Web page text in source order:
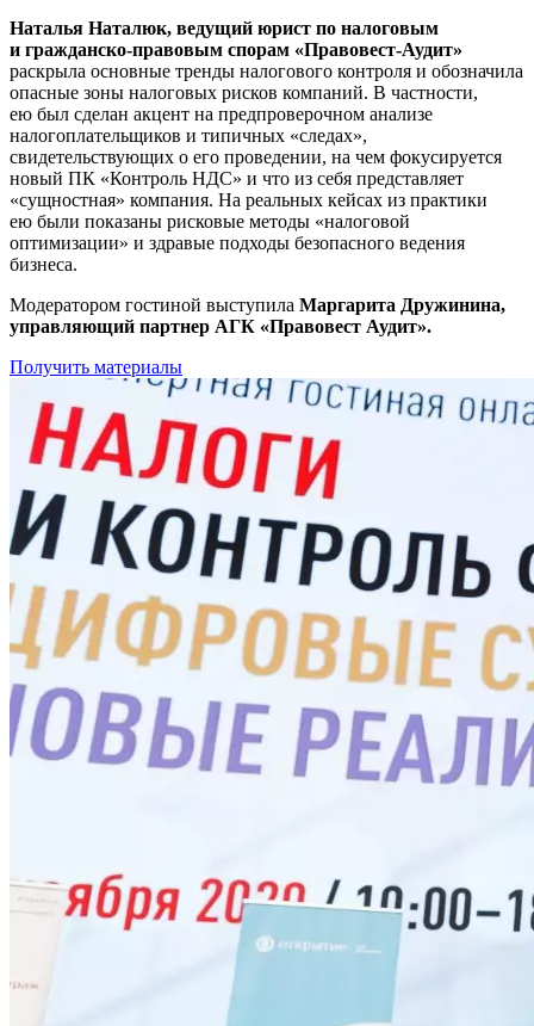
Наталья Наталюк, ведущий юрист по налоговым
и гражданско-правовым спорам «Правовест-Аудит»
раскрыла основные тренды налогового контроля и обозначила
опасные зоны налоговых рисков компаний. В частности,
ею был сделан акцент на предпроверочном анализе
налогоплательщиков и типичных «следах»,
свидетельствующих о его проведении, на чем фокусируется
новый ПК «Контроль НДС» и что из себя представляет
«сущностная» компания. На реальных кейсах из практики
ею были показаны рисковые методы «налоговой
оптимизации» и здравые подходы безопасного ведения
бизнеса.
Модератором гостиной выступила Маргарита Дружинина,
управляющий партнер АГК «Правовест Аудит».
Получить материалы